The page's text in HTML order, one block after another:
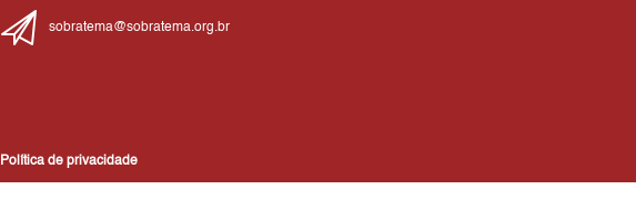
sobratema@sobratema.org.br
Política de privacidade